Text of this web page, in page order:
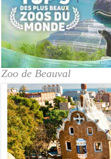
Zoo de Beauval